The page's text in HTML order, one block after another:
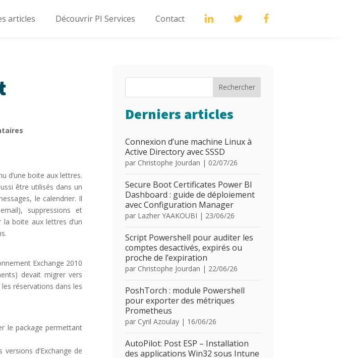
articles Découvrir PI Services Contact
d’une boite aux lettres.
être utilisés dans un
le calendrier. Il
suppressions et
boite aux lettres d’un
Exchange 2010
devait migrer vers
réservations dans les
le package permettant
d’Exchange de
Rechercher
Derniers articles
Connexion d’une machine Linux à
Active Directory avec SSSD
par Christophe Jourdan | 02/07/26
Secure Boot Certificates Power BI
Dashboard : guide de déploiement
avec Configuration Manager
par Lazher YAAKOUBI | 23/06/26
Script Powershell pour auditer les
comptes desactivés, expirés ou
proche de l’expiration
par Christophe Jourdan | 22/06/26
PoshTorch : module Powershell
pour exporter des métriques
Prometheus
par Cyril Azoulay| 16/06/26
AutoPilot: Post ESP – Installation
des applications Win32 sous Intune